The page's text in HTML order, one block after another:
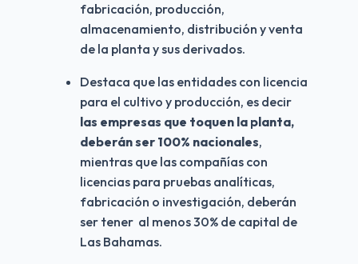
fabricación, producción,
almacenamiento, distribución y venta
de la planta y sus derivados.
Destaca que las entidades con licencia
las empresas que toquen la planta,
deberán ser 100% nacionales,
mientras que las compañías con
licencias para pruebas analíticas,
fabricación o investigación, deberán
ser tener  al menos 30% de capital de
Las Bahamas.